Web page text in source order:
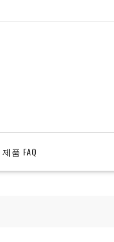
제품 FAQ